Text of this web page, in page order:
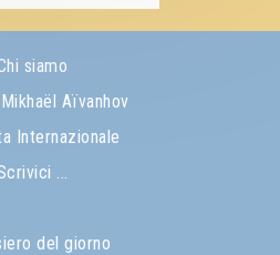
siamo
Aïvanhov
Internazionale
...
del giorno